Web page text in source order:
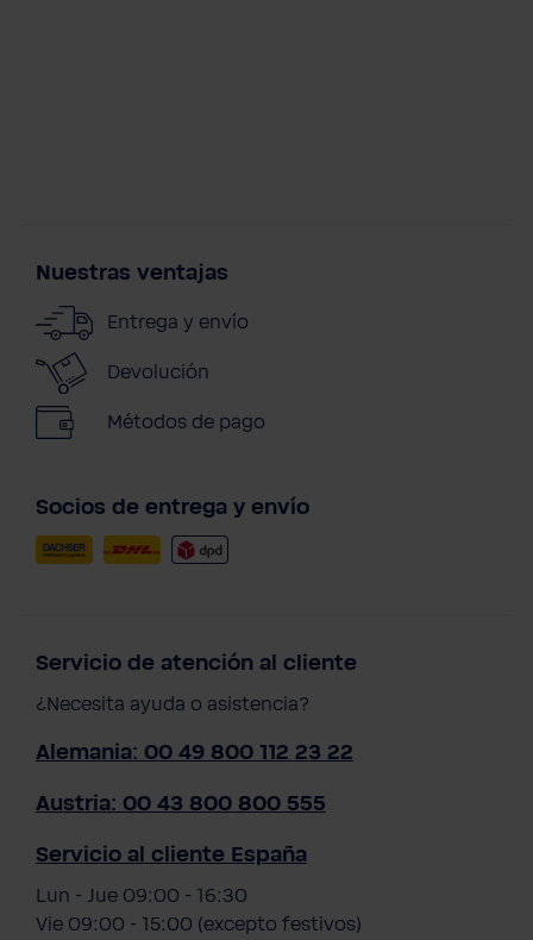
Nuestras ventajas
Entrega y envío
Devolución
Métodos de pago
Socios de entrega y envío
Servicio de atención al cliente
¿Necesita ayuda o asistencia?
Alemania: 00 49 800 112 23 22
Austria: 00 43 800 800 555
Servicio al cliente España
Lun - Jue 09:00 - 16:30
Vie 09:00 - 15:00 (excepto festivos)